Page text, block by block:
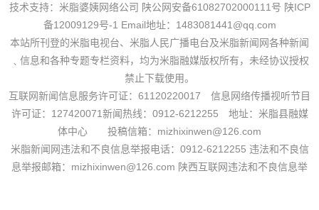
技术支持： 米脂婆姨网络公司 陕公网安备61082702000111号 陕ICP
备12009129号-1 Email地址： 1483081441@qq.com
本站所刊登的米脂电视台、米脂人民广播电台及米脂新闻网各种新闻
﹑信息和各种专题专栏资料，均为米脂融媒版权所有，未经协议授权
禁止下载使用。
互联网新闻信息服务许可证：61120220017 信息网络传播视听节目
许可证：127420071新闻热线：0912-6212255 地址：米脂县融媒
体中心 投稿信箱：mizhixinwen@126.com
米脂新闻网违法和不良信息举报电话：0912-6212255 违法和不良信
息举报邮箱：mizhixinwen@126.com 陕西互联网违法和不良信息举